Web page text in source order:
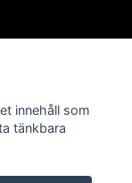
innehåll som
tänkbara